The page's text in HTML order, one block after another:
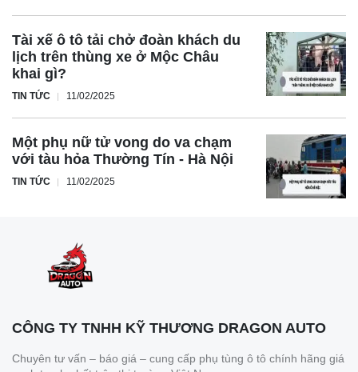
Tài xế ô tô tải chở đoàn khách du
lịch trên thùng xe ở Mộc Châu
khai gì?
TIN TỨC 11/02/2025
Một phụ nữ tử vong do va chạm
với tàu hỏa Thường Tín - Hà Nội
TIN TỨC 11/02/2025
CÔNG TY TNHH KỸ THƯƠNG DRAGON AUTO
Chuyên tư vấn – báo giá – cung cấp phụ tùng ô tô chính hãng giá